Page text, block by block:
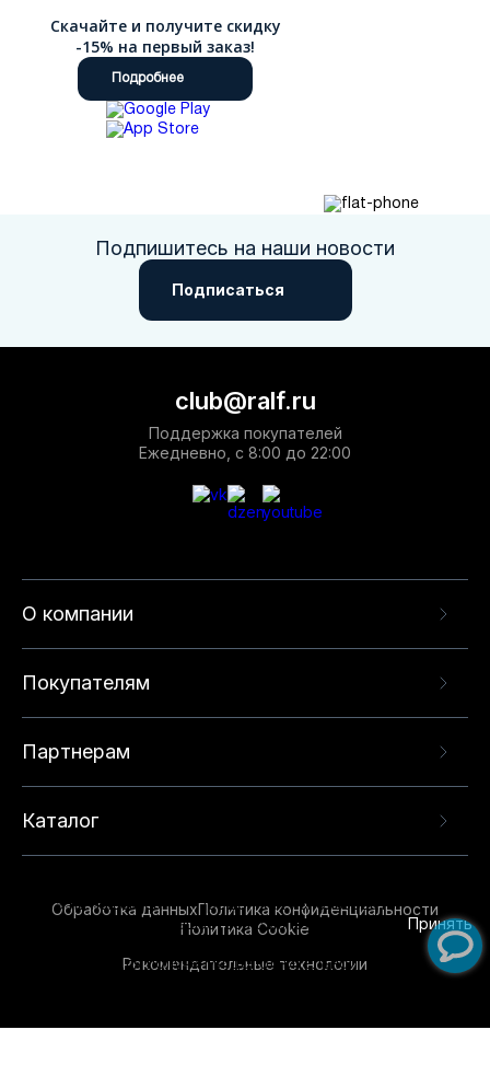
Скачайте и получите скидку
-15% на первый заказ!
Подробнее
Подпишитесь на наши новости
Подписаться
О компании
Покупателям
Партнерам
Каталог
club@ralf.ru
Поддержка покупателей
Ежедневно, с 8:00 до 22:00
Обработка данныхПолитика конфиденциальности
Политика Cookie
Рекомендательные технологии
опыта на нашем сайте. Продолжая использовать
данный сайт, вы соглашаетесь с использованием
технологий. Для получения дополнительной
Принять